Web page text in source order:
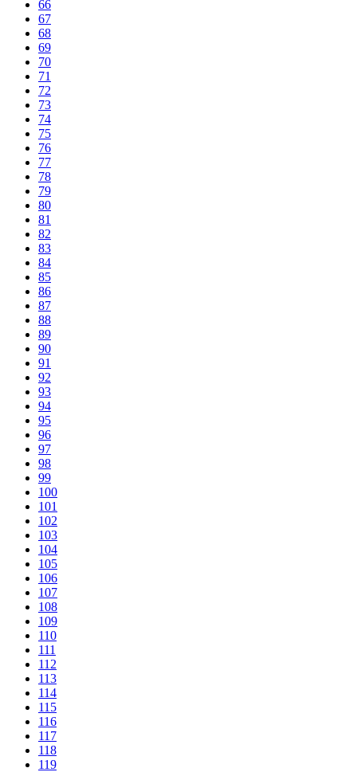
66
67
68
69
70
71
72
73
74
75
76
77
78
79
80
81
82
83
84
85
86
87
88
89
90
91
92
93
94
95
96
97
98
99
100
101
102
103
104
105
106
107
108
109
110
111
112
113
114
115
116
117
118
119